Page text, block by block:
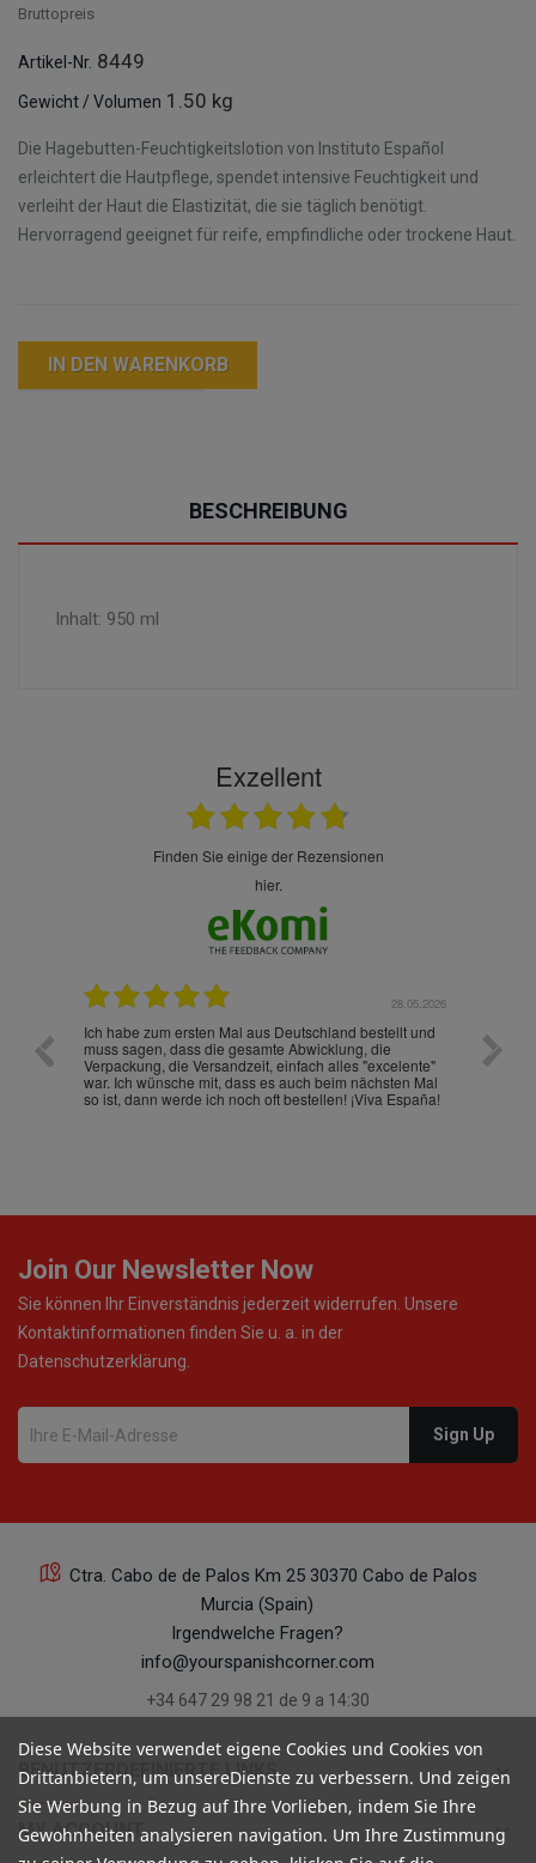
Bruttopreis
Artikel-Nr. 8449
Gewicht / Volumen 1.50 kg
Die Hagebutten-Feuchtigkeitslotion von Instituto Español
erleichtert die Hautpflege, spendet intensive Feuchtigkeit und
verleiht der Haut die Elastizität, die sie täglich benötigt.
Hervorragend geeignet für reife, empfindliche oder trockene Haut.
IN DEN WARENKORB
BESCHREIBUNG
Inhalt: 950 ml
Exzellent
finden Sie einige der Rezensionen
hier.
28.05.2026
Ich habe zum ersten Mal aus Deutschland bestellt und
muss sagen, dass die gesamte Abwicklung, die
Verpackung, die Versandzeit, einfach alles "excelente"
war. Ich wünsche mit, dass es auch beim nächsten Mal
so ist, dann werde ich noch oft bestellen! ¡Viva España!
Die
gut
ist
Join Our Newsletter Now
Sie können Ihr Einverständnis jederzeit widerrufen. Unsere
Kontaktinformationen finden Sie u. a. in der
Datenschutzerklärung.
Ctra. Cabo de de Palos Km 25 30370 Cabo de Palos
Murcia (Spain)
Irgendwelche Fragen?
info@yourspanishcorner.com
+34 647 29 98 21 de 9 a 14:30
BENUTZERDEFINIERTE LINKS keyboard_arrow_down
MY ACCOUNT keyboard_arrow_down
Diese Website verwendet eigene Cookies und Cookies von
Drittanbietern, um unsereDienste zu verbessern. Und zeigen
Sie Werbung in Bezug auf Ihre Vorlieben, indem Sie Ihre
Gewohnheiten analysieren navigation. Um Ihre Zustimmung